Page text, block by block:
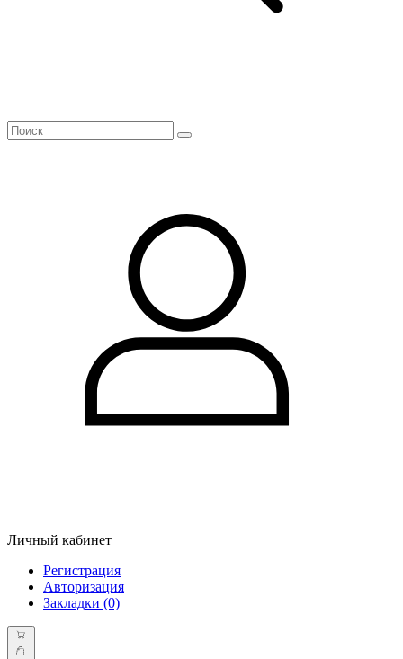
Личный кабинет
Регистрация
Авторизация
Закладки (0)